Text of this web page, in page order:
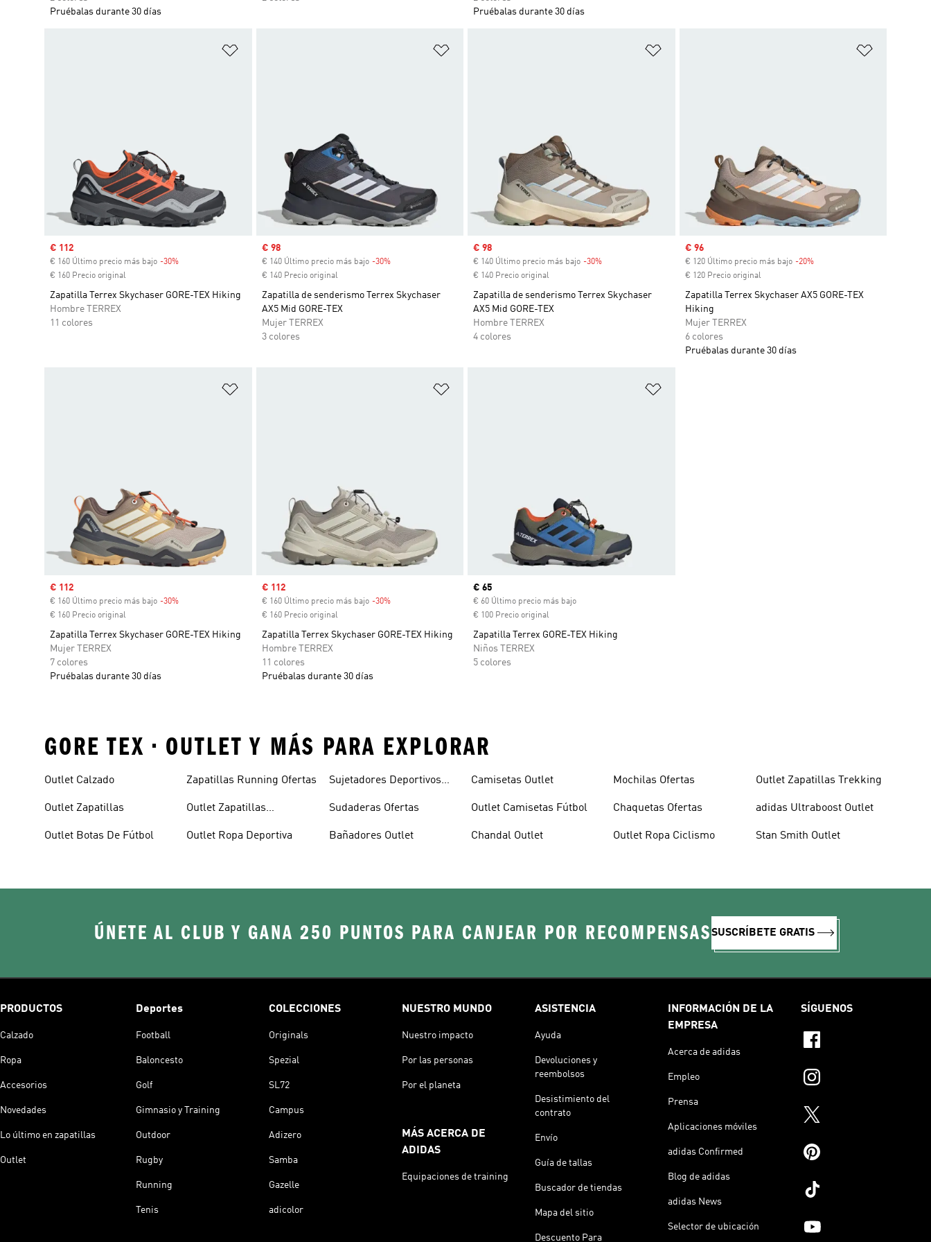
Pruébalas durante 30 días
Pruébalas durante 30 días
Precio de venta
€ 112
€ 160 Último precio más bajo -30%
€ 160 Precio original
Zapatilla Terrex Skychaser GORE-TEX Hiking
Hombre TERREX
11 colores
Precio de venta
€ 98
€ 140 Último precio más bajo -30%Descuento
€ 140 Precio original
Zapatilla de senderismo Terrex Skychaser
AX5 Mid GORE-TEX
Mujer TERREX
3 colores
Precio de venta
€ 98
€ 140 Último precio más bajo -30%
€ 140 Precio original
Zapatilla de senderismo Terrex Skychaser
AX5 Mid GORE-TEX
Hombre TERREX
4 colores
Precio de venta
€ 96
€ 120 Último precio más bajo -20%Descuento
€ 120 Precio original
Zapatilla Terrex Skychaser AX5 GORE-TEX
Hiking
Mujer TERREX
6 colores
Pruébalas durante 30 días
Precio de venta
€ 112
€ 160 Último precio más bajo -30%
€ 160 Precio original
Zapatilla Terrex Skychaser GORE-TEX Hiking
Mujer TERREX
7 colores
Pruébalas durante 30 días
Precio de venta
€ 112
€ 160 Último precio más bajo -30%Descuento
€ 160 Precio original
Zapatilla Terrex Skychaser GORE-TEX Hiking
Hombre TERREX
11 colores
Pruébalas durante 30 días
Precio actual
€ 65
€ 60 Último precio más bajo
€ 100 Precio original
Zapatilla Terrex GORE-TEX Hiking
Niños TERREX
5 colores
GORE TEX • OUTLET Y MÁS PARA EXPLORAR
Outlet Calzado
Outlet Zapatillas
Outlet Botas De Fútbol
Zapatillas Running Ofertas
Outlet Zapatillas
Outlet Ropa Deportiva
Sujetadores Deportivos
Sudaderas Ofertas
Bañadores Outlet
Camisetas Outlet
Outlet Camisetas Fútbol
Chandal Outlet
Mochilas Ofertas
Chaquetas Ofertas
Outlet Ropa Ciclismo
Outlet Zapatillas Trekking
adidas Ultraboost Outlet
Stan Smith Outlet
ÚNETE AL CLUB Y GANA 250 PUNTOS PARA CANJEAR POR RECOMPENSASSUSCRÍBETE GRATIS
PRODUCTOS
Calzado
Ropa
Accesorios
Novedades
Lo último en zapatillas
Outlet
Deportes
Football
Baloncesto
Golf
Gimnasio y Training
Outdoor
Rugby
Running
Tenis
COLECCIONES
Originals
Spezial
SL72
Campus
Adizero
Samba
Gazelle
adicolor
NUESTRO MUNDO
Nuestro impacto
Por las personas
Por el planeta
MÁS ACERCA DE
ADIDAS
Equipaciones de training
ASISTENCIA
Ayuda
Devoluciones y
reembolsos
Desistimiento del
contrato
Envío
Guía de tallas
Buscador de tiendas
Mapa del sitio
Descuento Para
INFORMACIÓN DE LA
EMPRESA
Acerca de adidas
Empleo
Prensa
Aplicaciones móviles
adidas Confirmed
Blog de adidas
adidas News
Selector de ubicación
SÍGUENOS